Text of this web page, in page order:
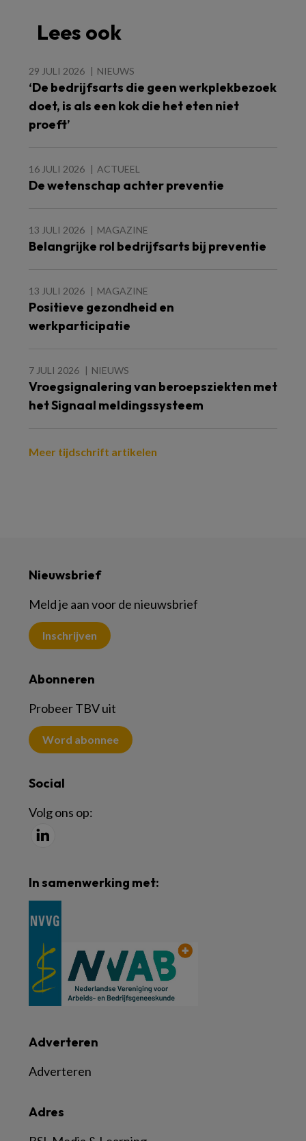
Lees ook
29 JULI 2026 NIEUWS
‘De bedrijfsarts die geen werkplekbezoek
doet, is als een kok die het eten niet
proeft’
16 JULI 2026 ACTUEEL
De wetenschap achter preventie
13 JULI 2026 MAGAZINE
Belangrijke rol bedrijfsarts bij preventie
13 JULI 2026 MAGAZINE
Positieve gezondheid en
werkparticipatie
7 JULI 2026 NIEUWS
Vroegsignalering van beroepsziekten met
het Signaal meldingssysteem
Meer tijdschrift artikelen
Nieuwsbrief
Meld je aan voor de nieuwsbrief
Inschrijven
Abonneren
Probeer TBV uit
Word abonnee
Social
Volg ons op:
Adres
Adverteren
Adverteren
In samenwerking met: